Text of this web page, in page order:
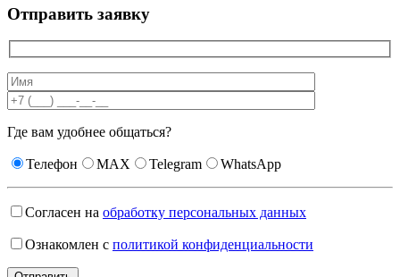
Отправить заявку
Где вам удобнее общаться?
Телефон MAX Telegram WhatsApp
Согласен на обработку персональных данных
Ознакомлен с политикой конфиденциальности